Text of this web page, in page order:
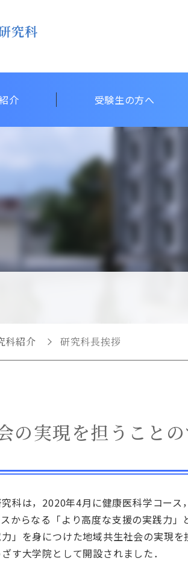
介
究拠点
研究セン
究セン
相談室)
受験生の方へ
科紹介 研究科長挨拶
の実現を担うこと
科は，2020年4月に健康医科学コース
からなる「より高度な支援の実践力」
」を身につけた地域共生社会の実現を
す大学院として開設されました．